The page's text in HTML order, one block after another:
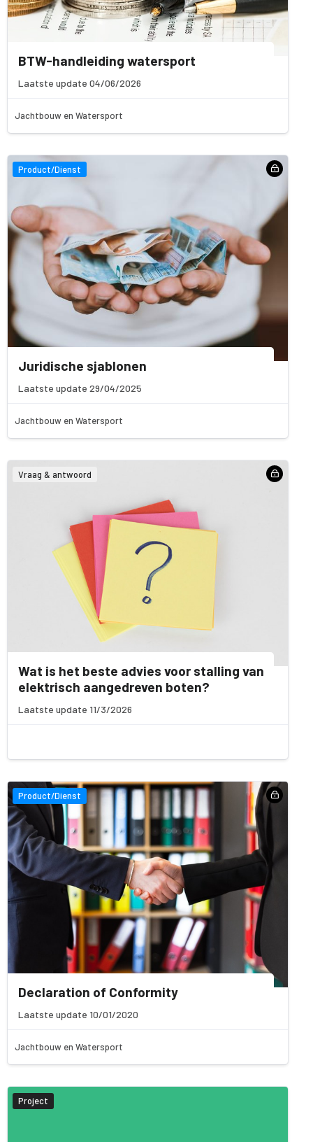
BTW-handleiding watersport
Laatste update 04/06/2026
Jachtbouw en Watersport
Product/Dienst
Juridische sjablonen
Laatste update 29/04/2025
Jachtbouw en Watersport
Vraag & antwoord
Wat is het beste advies voor stalling van
elektrisch aangedreven boten?
Laatste update 11/3/2026
Product/Dienst
Declaration of Conformity
Laatste update 10/01/2020
Jachtbouw en Watersport
Project